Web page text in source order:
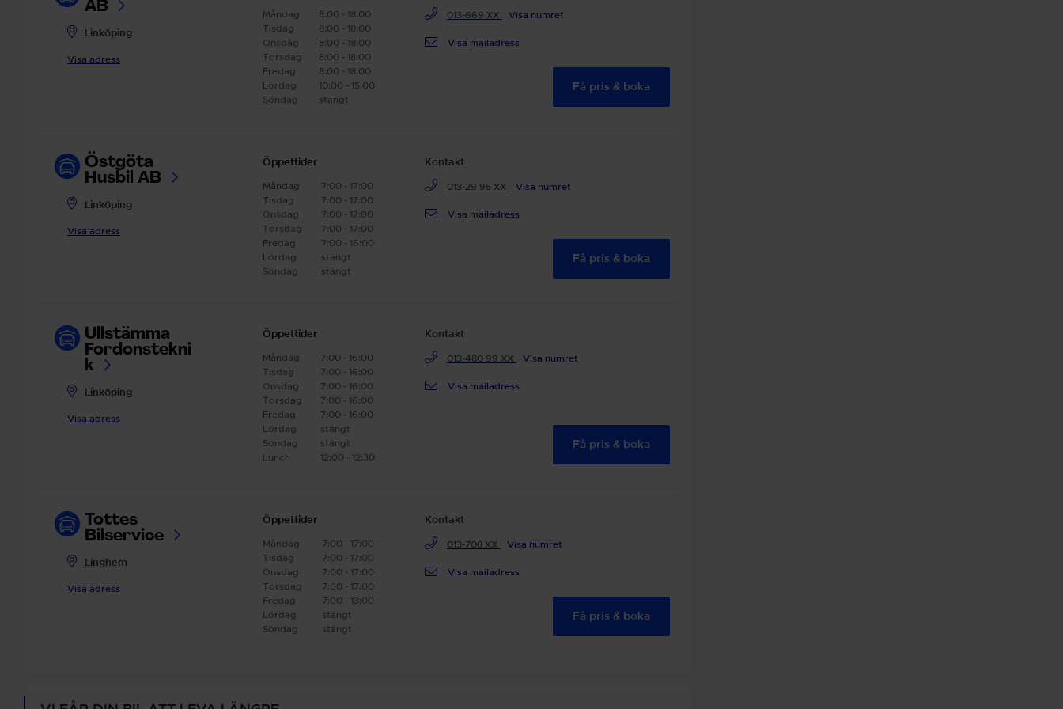
AB
Linköping
Visa adress
Måndag
8:00 - 18:00
Tisdag
8:00 - 18:00
Onsdag
8:00 - 18:00
Torsdag
8:00 - 18:00
Fredag
8:00 - 18:00
Lördag
10:00 - 15:00
Söndag
stängt
013-669 XX Visa numret
Visa mailadress
Få pris & boka
Östgöta
Husbil AB
Linköping
Visa adress
Öppettider
Måndag
7:00 - 17:00
Tisdag
7:00 - 17:00
Onsdag
7:00 - 17:00
Torsdag
7:00 - 17:00
Fredag
7:00 - 16:00
Lördag
stängt
Söndag
stängt
Kontakt
013-29 95 XX Visa numret
Visa mailadress
Få pris & boka
Ullstämma
Fordonstekni
k
Linköping
Visa adress
Öppettider
Måndag
7:00 - 16:00
Tisdag
7:00 - 16:00
Onsdag
7:00 - 16:00
Torsdag
7:00 - 16:00
Fredag
7:00 - 16:00
Lördag
stängt
Söndag
stängt
Lunch
12:00 - 12:30
Kontakt
013-480 99 XX Visa numret
Visa mailadress
Få pris & boka
Tottes
Bilservice
Linghem
Visa adress
Öppettider
Måndag
7:00 - 17:00
Tisdag
7:00 - 17:00
Onsdag
7:00 - 17:00
Torsdag
7:00 - 17:00
Fredag
7:00 - 13:00
Lördag
stängt
Söndag
stängt
Kontakt
013-708 XX Visa numret
Visa mailadress
Få pris & boka